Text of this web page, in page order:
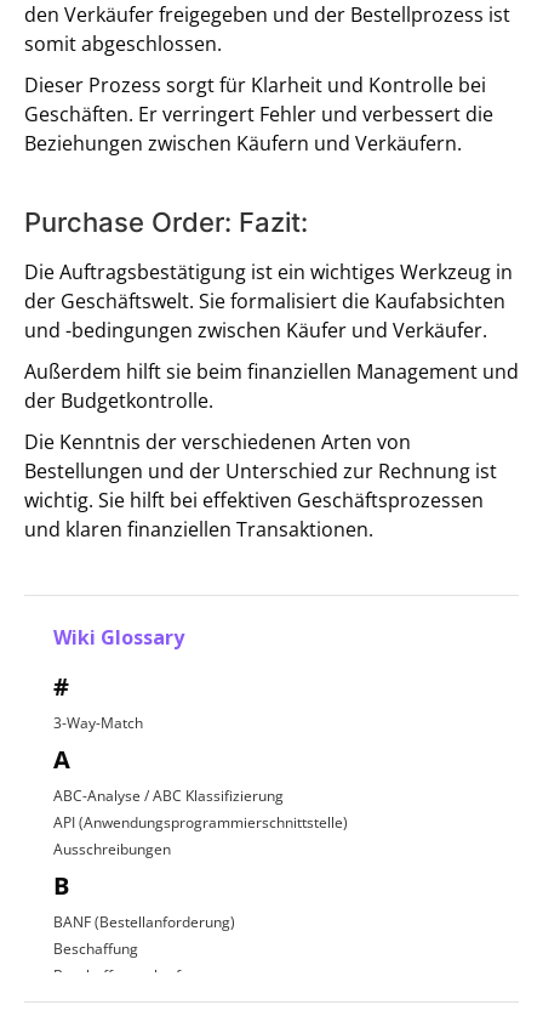
den Verkäufer freigegeben und der Bestellprozess ist
somit abgeschlossen.
Dieser Prozess sorgt für Klarheit und Kontrolle bei
Geschäften. Er verringert Fehler und verbessert die
Beziehungen zwischen Käufern und Verkäufern.
Purchase Order: Fazit:
Die Auftragsbestätigung ist ein wichtiges Werkzeug in
der Geschäftswelt. Sie formalisiert die Kaufabsichten
und -bedingungen zwischen Käufer und Verkäufer.
Außerdem hilft sie beim finanziellen Management und
der Budgetkontrolle.
Die Kenntnis der verschiedenen Arten von
Bestellungen und der Unterschied zur Rechnung ist
wichtig. Sie hilft bei effektiven Geschäftsprozessen
und klaren finanziellen Transaktionen.
Wiki Glossary
#
3-Way-Match
A
ABC-Analyse / ABC Klassifizierung
API (Anwendungsprogrammierschnittstelle)
Ausschreibungen
B
BANF (Bestellanforderung)
Beschaffung
Beschaffungsplattform
Beschaffungsprozess